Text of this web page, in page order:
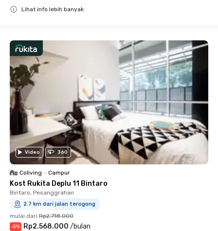
Lihat info lebih banyak
Video 360
Coliving • Campur
Kost Rukita Deplu 11 Bintaro
Bintaro, Pesanggrahan
2.7 km dari jalan terogong
mulai dari Rp2.718.000
-5% Rp2.568.000 /bulan